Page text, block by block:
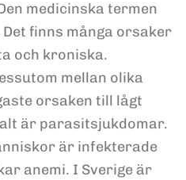
medicinska termen
Det finns många orsaker
och kroniska.
mellan olika
orsaken till lågt
är parasitsjukdomar.
är infekterade
anemi. I Sverige är